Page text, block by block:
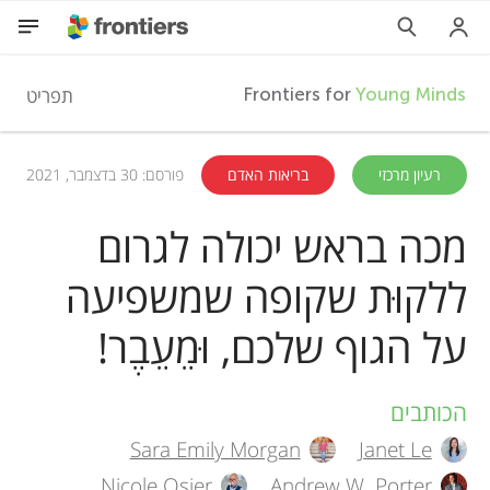
F
r
o
n
t
Frontiers forYoung Minds תפריט
HE
השתתפות
רעיון מרכזי בריאות האדם פורסם: 30 בדצמבר, 2021
מכה בראש יכולה לגרום
ללקוּת שקופה שמשפיעה
על הגוף שלכם, וּמֵעֵבֶר!
A
u
הכותבים
Janet Le
Sara Emily Morgan